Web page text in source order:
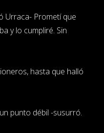
Urraca- Prometí que
y lo cumpliré. Sin
hasta que halló
punto débil -susurró.